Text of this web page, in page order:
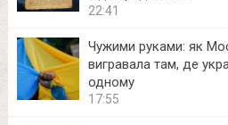
22:41
Чужими руками: як
вигравала там, де
одному
17:55